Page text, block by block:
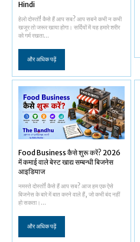
Hindi
हेलो दोस्तों! कैसे हैं आप सब? आप सबने कभी न कभी
खजूर तो जरूर खाया होगा। सर्दियों में यह हमारे शरीर
को गर्म रखता...
और अधिक पढ़ें
Food Business कैसे शुरू करें? 2026
में कमाई वाले बेस्ट खाद्य सम्बन्धी बिजनेस
आइडियाज
नमस्ते दोस्तों! कैसे हैं आप सब? आज हम एक ऐसे
बिजनेस के बारे में बात करने वाले हैं, जो कभी बंद नहीं
हो सकता।...
और अधिक पढ़ें